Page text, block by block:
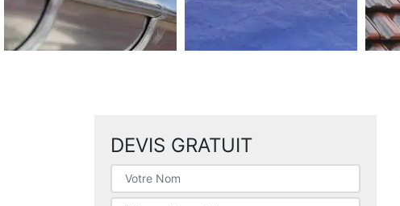
DEVIS GRATUIT